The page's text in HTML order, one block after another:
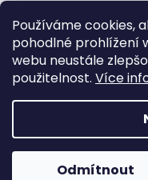
Používáme cookies,
pohodlné prohlížení
webu neustále
použitelnost. Více
Odmítnout
Copyright 2026
vyhrazena.